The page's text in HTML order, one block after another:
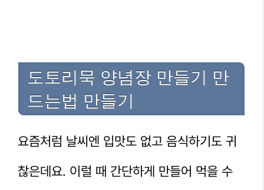
도토리묵 양념장 만들기 만
드는법 만들기
요즘처럼 날씨엔 입맛도 없고 음식하기도 귀
찮은데요. 이럴 때 간단하게 만들어 먹을 수